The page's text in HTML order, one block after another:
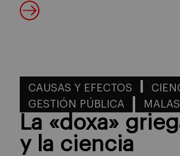
CAUSAS Y EFECTOS
GESTIÓN PÚBLICA
La «doxa»
y la ciencia